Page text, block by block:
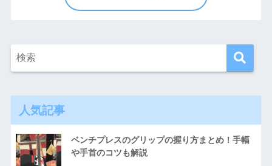
人気記事
ベンチプレスのグリップの握り方まとめ！手幅
や手首のコツも解説